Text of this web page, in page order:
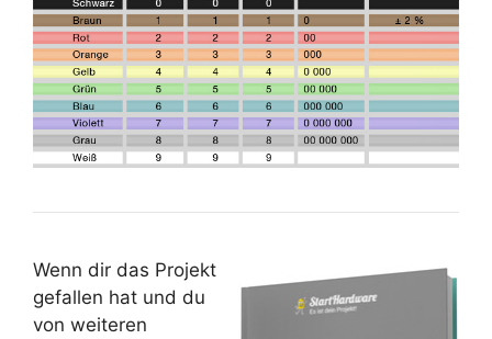
Wenn dir das Projekt
gefallen hat und du
von weiteren